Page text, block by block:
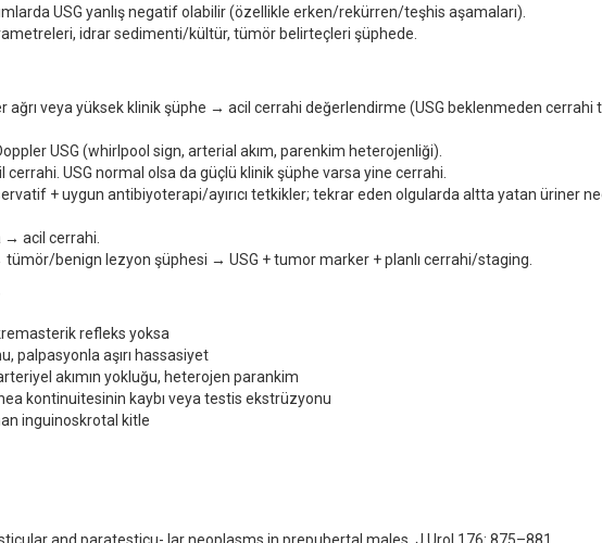
USG yanlış negatif olabilir (özellikle erken/rekürren/teşhis aşamaları).
idrar sedimenti/kültür, tümör belirteçleri şüphede.
ağrı veya yüksek klinik şüphe → acil cerrahi değerlendirme (USG beklenmeden cerrahi
USG (whirlpool sign, arterial akım, parenkim heterojenliği).
USG normal olsa da güçlü klinik şüphe varsa yine cerrahi.
+ uygun antibiyoterapi/ayırıcı tetkikler; tekrar eden olgularda altta yatan üriner
acil cerrahi.
tümör/benign lezyon şüphesi → USG + tumor marker + planlı cerrahi/staging.
refleks yoksa
palpasyonla aşırı hassasiyet
akımın yokluğu, heterojen parankim
kontinuitesinin kaybı veya testis ekstrüzyonu
inguinoskrotal kitle